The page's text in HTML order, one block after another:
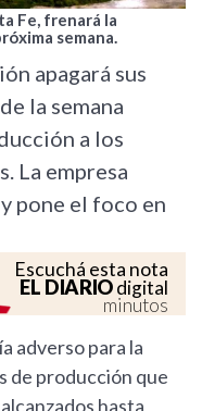
Fe, frenará la
semana.
apagará sus
la semana
a los
La empresa
pone el foco en
Escuchá esta nota
EL DIARIOdigital
minutos
adverso para la
de producción que
hasta